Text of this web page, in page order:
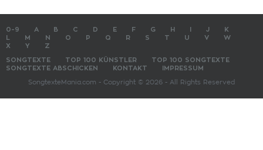
0-9 A B C D E F G H J
K
M N O P Q R S T U V
W
X
Y Z
SONGTEXTE TOP 100 KÜNSTLER
TOP 100 SONGTEXTE
SONGTEXTE ABSCHICKEN
KONTAKT IMPRESSUM
SongtexteMania.com - Copyright © 2026 - All Rights Reserved